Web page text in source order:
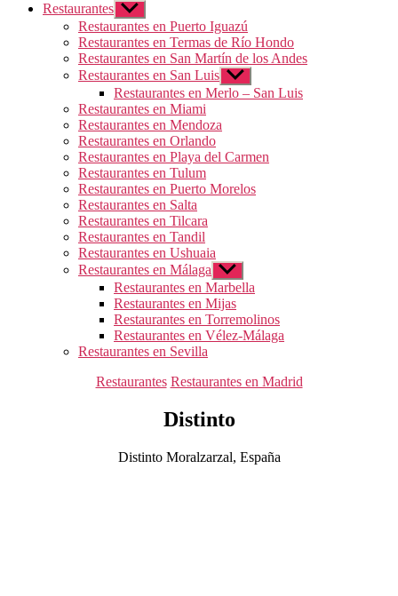
Restaurantes Mostrar
el
submenú
Restaurantes en Puerto Iguazú
Restaurantes en Termas de Río Hondo
Restaurantes en San Martín de los Andes
Restaurantes en San Luis Mostrar
el
submenú
Restaurantes en Merlo – San Luis
Restaurantes en Miami
Restaurantes en Mendoza
Restaurantes en Orlando
Restaurantes en Playa del Carmen
Restaurantes en Tulum
Restaurantes en Puerto Morelos
Restaurantes en Salta
Restaurantes en Tilcara
Restaurantes en Tandil
Restaurantes en Ushuaia
Restaurantes en Málaga Mostrar
el
submenú
Restaurantes en Marbella
Restaurantes en Mijas
Restaurantes en Torremolinos
Restaurantes en Vélez-Málaga
Restaurantes en Sevilla
Categorías
Restaurantes Restaurantes en Madrid
Distinto
Distinto Moralzarzal, España